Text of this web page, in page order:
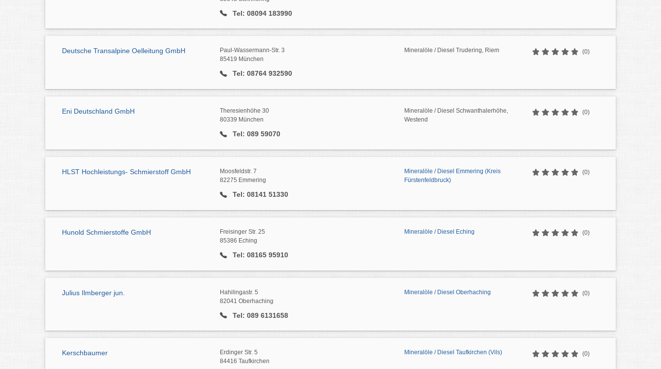
Tel: 08094 183990
Deutsche Transalpine Oelleitung GmbH
Paul-Wassermann-Str. 3
85419 München
Tel: 08764 932590
Mineralöle / Diesel Trudering, Riem (0)
Eni Deutschland GmbH
Theresienhöhe 30
80339 München
Tel: 089 59070
Mineralöle / Diesel Schwanthalerhöhe,
Westend
(0)
HLST Hochleistungs- Schmierstoff GmbH
Moosfeldstr. 7
82275 Emmering
Tel: 08141 51330
Mineralöle / Diesel Emmering (Kreis
Fürstenfeldbruck)
(0)
Hunold Schmierstoffe GmbH
Freisinger Str. 25
85386 Eching
Tel: 08165 95910
Mineralöle / Diesel Eching (0)
Julius Ilmberger jun.
Hahilingastr. 5
82041 Oberhaching
Tel: 089 6131658
Mineralöle / Diesel Oberhaching (0)
Kerschbaumer
Erdinger Str. 5
84416 Taufkirchen
Mineralöle / Diesel Taufkirchen (Vils) (0)